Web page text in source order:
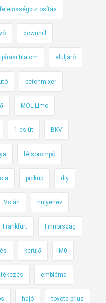
felelősségbiztosítás
downhill
tilalom aluljáró
betonmixer
MOL Limo
1-es út BKV
félsorompó
pickup diy
Volán hülyenév
Frankfurt Finnország
kerülő M0
embléma
hajó toyota prius